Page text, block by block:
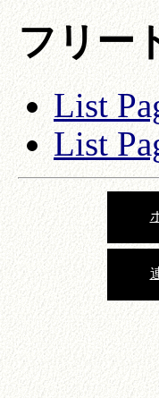
フリー
List
List